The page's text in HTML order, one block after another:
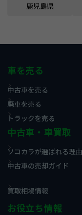
鹿児島県
車を売る
中古車を売る
廃車を売る
トラックを売る
中古車・車買取
ソコカラが選ばれる理由
中古車の売却ガイド
買取相場情報
お役立ち情報